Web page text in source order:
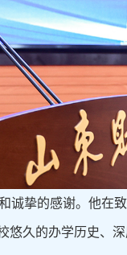
挚的感谢。他在
悠久的办学历史、